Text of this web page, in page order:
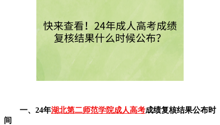
一、24年湖北第二师范学院成人高考成绩复核结果公布时
间